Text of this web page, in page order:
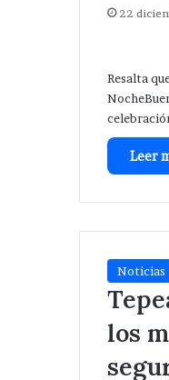
22
Resalta
Leer
Noticias
los
marcha Velázquez
ampliación de Red